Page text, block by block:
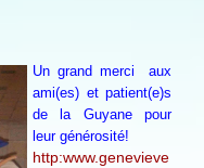
Un grand merci aux
ami(es) et patient(e)s
de la Guyane pour
leur générosité!
http:www.genevieve